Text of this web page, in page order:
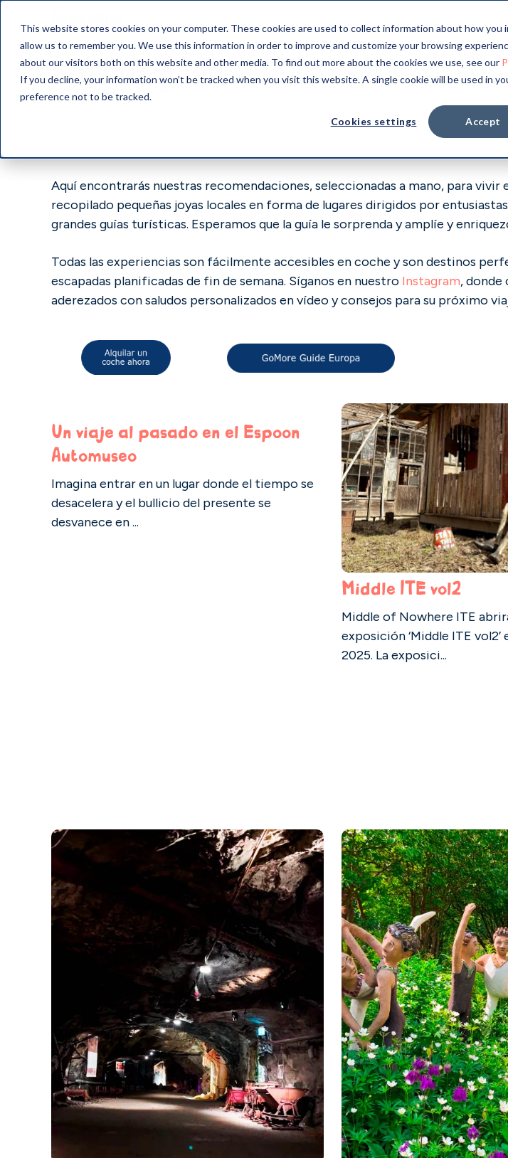
This website stores cookies on your computer. These cookies are used to collect information about how
allow us to remember you. We use this information in order to improve and customize your browsing
about our visitors both on this website and other media. To find out more about the cookies we use, see our
If you decline, your information won’t be tracked when you visit this website. A single cookie will be used in
preference not to be tracked.
Cookies settings Accept
GoMore guide en Finlandia
Aquí encontrarás nuestras recomendaciones, seleccionadas a mano, para
recopilado pequeñas joyas locales en forma de lugares dirigidos por
grandes guías turísticas. Esperamos que la guía le sorprenda y amplíe y
Todas las experiencias son fácilmente accesibles en coche y son destinos
escapadas planificadas de fin de semana. Síganos en nuestro Instagram, donde
aderezados con saludos personalizados en vídeo y consejos para su próximo
Un viaje al pasado en el Espoon
Automuseo
Imagina entrar en un lugar donde el tiempo se
desacelera y el bullicio del presente se
desvanece en ...
Middle ITE vol2
Middle of Nowhere ITE
exposición ‘Middle ITE vol2’
2025. La exposici...